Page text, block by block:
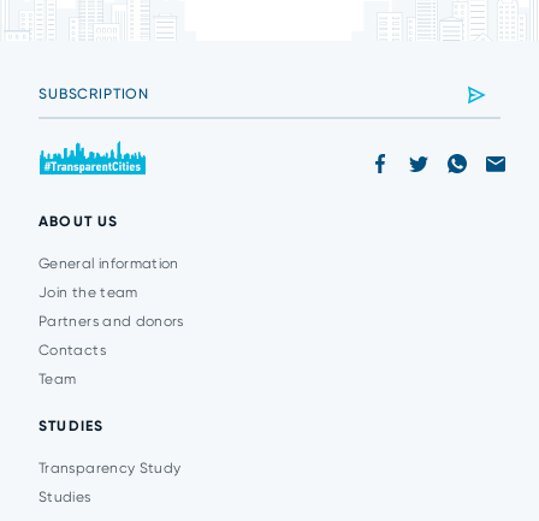
ABOUT US
General information
Join the team
Partners and donors
Contacts
Team
STUDIES
Transparency Study
Studies